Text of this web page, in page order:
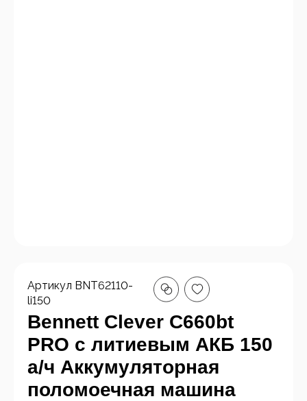
Артикул BNT62110-
li150
Bennett Clever C660bt
PRO с литиевым АКБ 150
а/ч Аккумуляторная
поломоечная машина